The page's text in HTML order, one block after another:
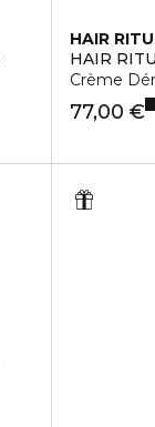
HAIR
HAIR
Crème
77,00 €